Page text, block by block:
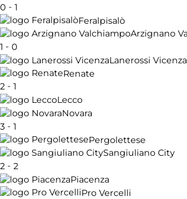
0 - 1
Feralpisalò
Arzignano
1 - 0
Lanerossi Vicenza
Renate
2 - 1
Lecco
Novara
3 - 1
Pergolettese
Sangiuliano City
2 - 2
Piacenza
Pro Vercelli